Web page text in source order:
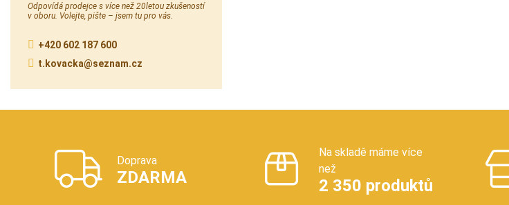
Odpovídá prodejce s více než 20letou zkušeností
v oboru. Volejte, pište – jsem tu pro vás.
+420 602 187 600
t.kovacka@seznam.cz
Doprava
ZDARMA
Na skladě máme více
než
2 350 produktů